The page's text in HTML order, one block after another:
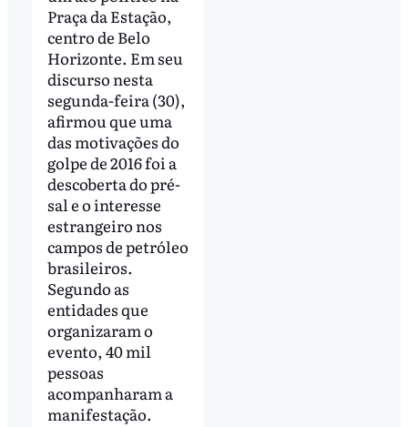
Praça da Estação,
centro de Belo
Horizonte. Em seu
discurso nesta
segunda-feira (30),
afirmou que uma
das motivações do
golpe de 2016 foi a
descoberta do pré-
sal e o interesse
estrangeiro nos
campos de petróleo
brasileiros.
Segundo as
entidades que
organizaram o
evento, 40 mil
pessoas
acompanharam a
manifestação.